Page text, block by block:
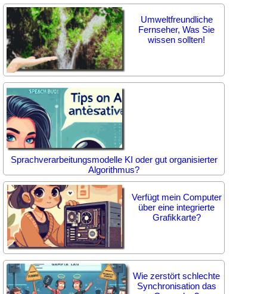
Umweltfreundliche
Fernseher, Was Sie
wissen sollten!
Sprachverarbeitungsmodelle KI oder gut organisierter
Algorithmus?
Verfügt mein Computer
über eine integrierte
Grafikkarte?
Wie zerstört schlechte
Synchronisation das